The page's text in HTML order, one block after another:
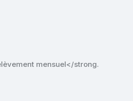
mensuel</strong.